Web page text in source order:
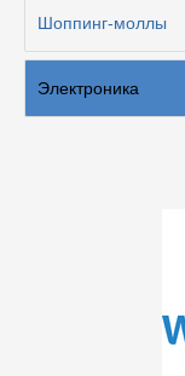
Шоппинг-моллы
Электроника